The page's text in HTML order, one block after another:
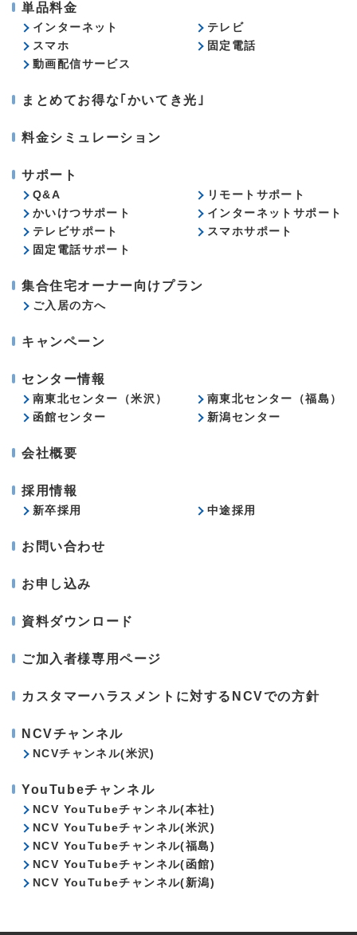
単品料金
インターネット
テレビ
スマホ
固定電話
動画配信サービス
まとめてお得な｢かいてき光｣
料金シミュレーション
サポート
Q&A
リモートサポート
かいけつサポート
インターネットサポート
テレビサポート
スマホサポート
固定電話サポート
集合住宅オーナー向けプラン
ご入居の方へ
キャンペーン
センター情報
南東北センター（米沢）
南東北センター（福島）
函館センター
新潟センター
会社概要
採用情報
新卒採用 中途採用
お問い合わせ
お申し込み
資料ダウンロード
ご加入者様専用ページ
カスタマーハラスメントに対するNCVでの方針
NCVチャンネル
NCVチャンネル(米沢)
YouTubeチャンネル
NCV YouTubeチャンネル(本社)
NCV YouTubeチャンネル(米沢)
NCV YouTubeチャンネル(福島)
NCV YouTubeチャンネル(函館)
NCV YouTubeチャンネル(新潟)